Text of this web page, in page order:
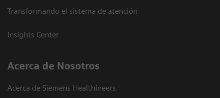
Transformando el sistema de atención
Insights Center
Acerca de Nosotros
Acerca de Siemens Healthineers